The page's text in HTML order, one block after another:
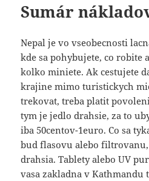
Sumár
Nepal je vo vseobecnosti
kde sa pohybujete, co robite
kolko miniete. Ak cestujete
krajine mimo turistickych
trekovat, treba platit
tym je jedlo drahsie, za to
iba 50centov-1euro. Co sa
bud flasovu alebo
drahsia. Tablety alebo UV
vasa zakladna v